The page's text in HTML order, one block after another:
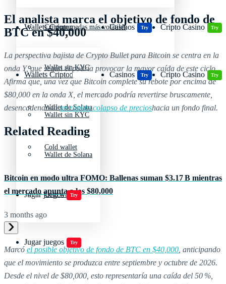
Wallets Cripto
Wallet sin KYC
Wallet de Solana
Cold wallet
Casinos Try Cripto Casino Try
Jugar juegos Try
Criptomonedas más volátiles
Wallets Cripto
Wallet sin KYC
Wallet de Solana
Cold wallet
Casinos Try Cripto Casino Try
Jugar juegos Try
El analista marca el objetivo de fondo de
BTC en $40,000
La perspectiva bajista de Crypto Bullet para Bitcoin se centra en la
onda Y, que según él podría provocar la mayor caída de este ciclo.
Afirma que, una vez que Bitcoin complete su rebote por encima de
$80,000 en la onda X, el mercado podría revertirse bruscamente,
desencadenando un rápido colapso de precioshacia un fondo final.
Related Reading
Bitcoin en modo ultra FOMO: Ballenas suman $3.17 B mientras
el mercado apunta a los $80,000
3 months ago
Marcó el posible objetivo de fondo de BTC en $40,000 , anticipando
que el movimiento se produzca entre septiembre y octubre de 2026.
Desde el nivel de $80,000, esto representaría una caída del 50 %,